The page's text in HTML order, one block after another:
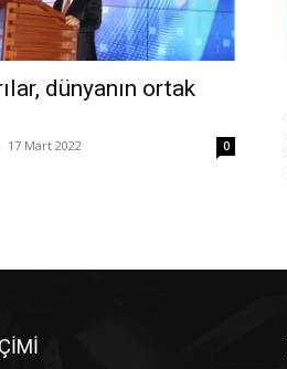
dünyanın ortak
- 17 Mart 2022 0